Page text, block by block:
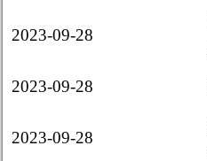
2023-09-28
2023-09-28
2023-09-28